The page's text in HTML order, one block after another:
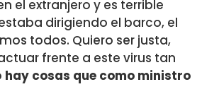
el extranjero y es terrible
dirigiendo el barco, el
todos. Quiero ser justa,
frente a este virus tan
hay cosas que como ministro